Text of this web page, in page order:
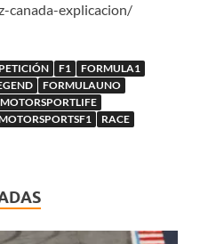
canada-explicacion/
F1
FORMULA1
FORMULAUNO
MOTORSPORTLIFE
RACE